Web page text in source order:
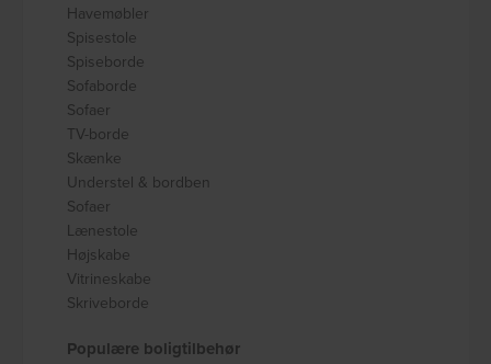
Havemøbler
Spisestole
Spiseborde
Sofaborde
Sofaer
TV-borde
Skænke
Understel & bordben
Sofaer
Lænestole
Højskabe
Vitrineskabe
Skriveborde
Populære boligtilbehør